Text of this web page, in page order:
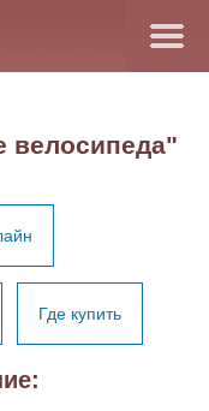
велосипеда"
Где купить